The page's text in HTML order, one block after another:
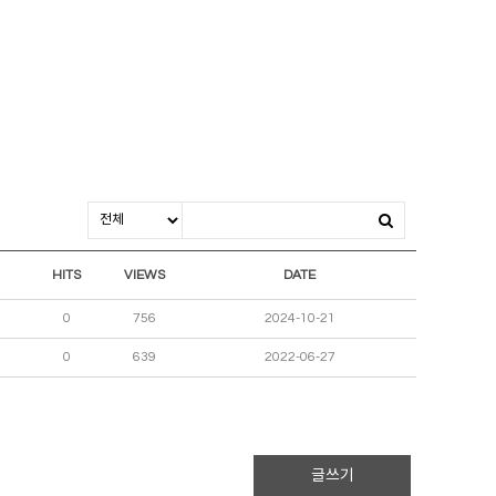
HITS VIEWS DATE
0 756 2024-10-21
0 639 2022-06-27
글쓰기